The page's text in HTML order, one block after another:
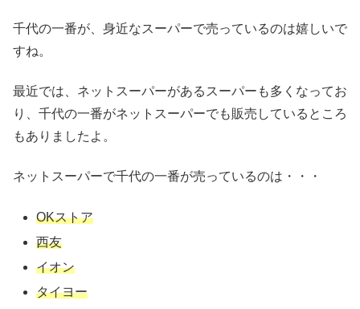
千代の一番が、身近なスーパーで売っているのは嬉しいで
すね。
最近では、ネットスーパーがあるスーパーも多くなってお
り、千代の一番がネットスーパーでも販売しているところ
もありましたよ。
ネットスーパーで千代の一番が売っているのは・・・
OKストア
西友
イオン
タイヨー